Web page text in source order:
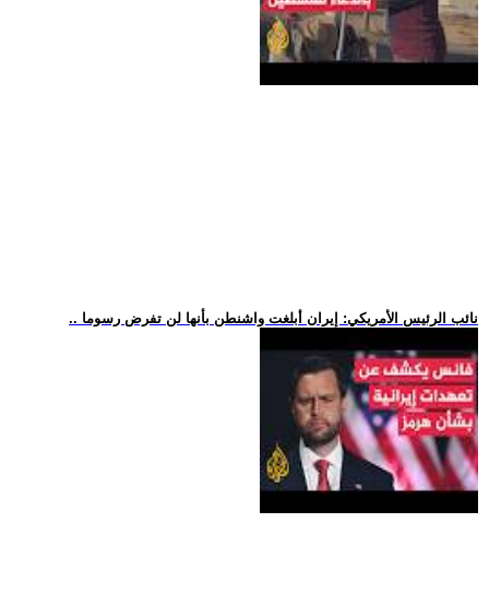
.. نائب الرئيس الأمريكي: إيران أبلغت واشنطن بأنها لن تفرض رسوما